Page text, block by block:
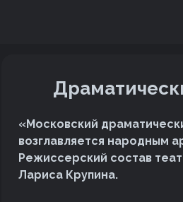
«Московский
возглавляется народным
Режиссерский состав
Лариса Крупина.